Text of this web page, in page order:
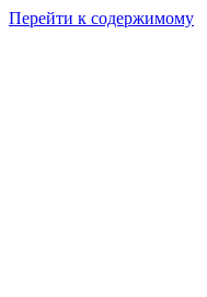
Перейти к содержимому